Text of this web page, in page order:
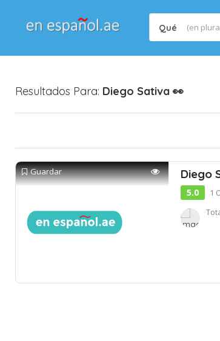
Qué
Resultados Para: Diego Sativa 👀
Guardar Diego
5.0 1